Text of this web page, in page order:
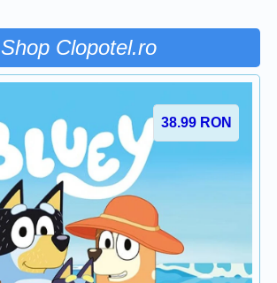
Shop Clopotel.ro
38.99 RON